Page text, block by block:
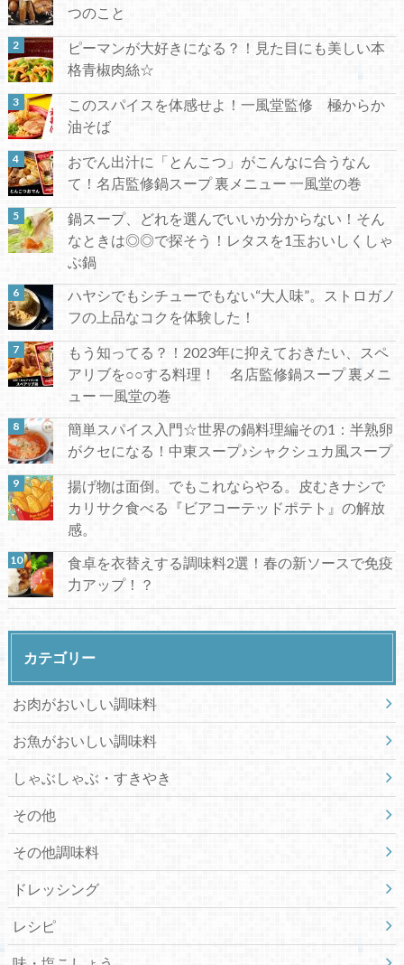
つのこと
ピーマンが大好きになる？！見た目にも美しい本
格青椒肉絲☆
このスパイスを体感せよ！一風堂監修 極からか
油そば
おでん出汁に「とんこつ」がこんなに合うなん
て！名店監修鍋スープ 裏メニュー 一風堂の巻
鍋スープ、どれを選んでいいか分からない！そん
なときは◎◎で探そう！レタスを1玉おいしくしゃ
ぶ鍋
ハヤシでもシチューでもない“大人味”。ストロガノ
フの上品なコクを体験した！
もう知ってる？！2023年に抑えておきたい、スペ
アリブを○○する料理！ 名店監修鍋スープ 裏メニ
ュー 一風堂の巻
簡単スパイス入門☆世界の鍋料理編その1：半熟卵
がクセになる！中東スープ♪シャクシュカ風スープ
揚げ物は面倒。でもこれならやる。皮むきナシで
カリサク食べる『ビアコーテッドポテト』の解放
感。
食卓を衣替えする調味料2選！春の新ソースで免疫
力アップ！？
カテゴリー
お肉がおいしい調味料
お魚がおいしい調味料
しゃぶしゃぶ・すきやき
その他
その他調味料
ドレッシング
レシピ